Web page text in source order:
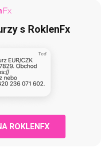
s RoklenFx
ROKLENFX